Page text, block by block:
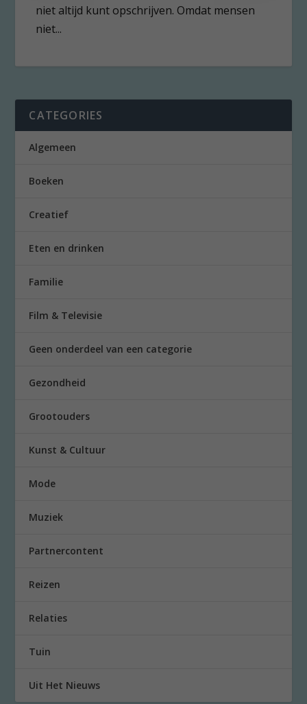
niet altijd kunt opschrijven. Omdat mensen
niet...
CATEGORIES
Algemeen
Boeken
Creatief
Eten en drinken
Familie
Film & Televisie
Geen onderdeel van een categorie
Gezondheid
Grootouders
Kunst & Cultuur
Mode
Muziek
Partnercontent
Reizen
Relaties
Tuin
Uit Het Nieuws